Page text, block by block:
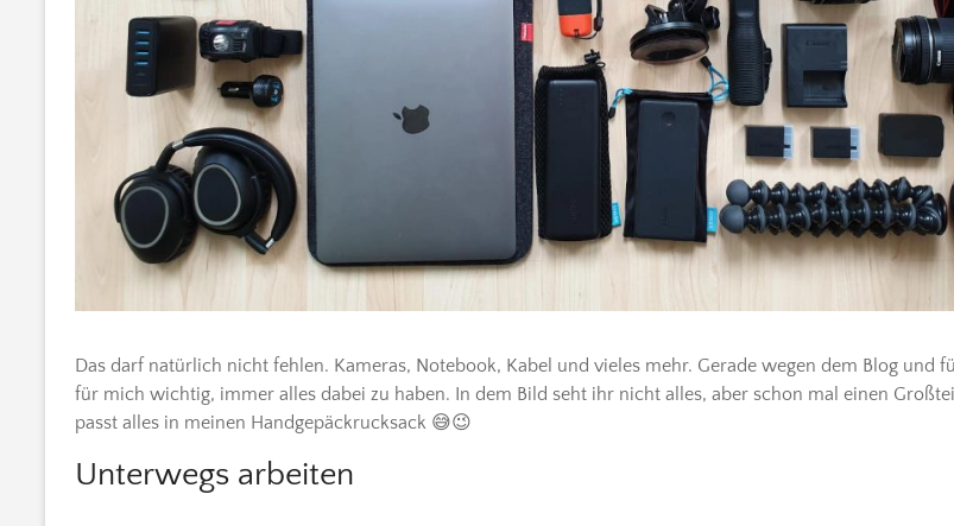
Das darf natürlich nicht fehlen. Kameras, Notebook, Kabel und vieles mehr. Gerade wegen dem Blog und
für mich wichtig, immer alles dabei zu haben. In dem Bild seht ihr nicht alles, aber schon mal einen
passt alles in meinen Handgepäckrucksack 😅😉
Unterwegs arbeiten